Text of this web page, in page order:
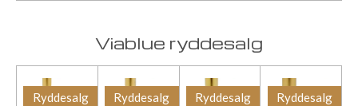
Viablue ryddesalg
Ryddesalg Ryddesalg Ryddesalg Ryddesalg